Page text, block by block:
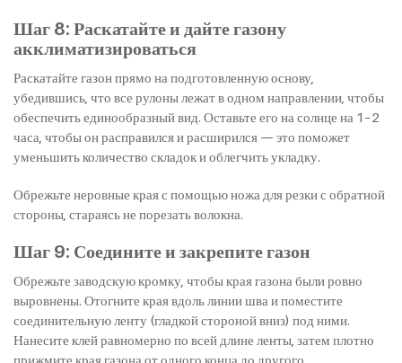
Шаг 8: Раскатайте и дайте газону
акклиматизироваться
Раскатайте газон прямо на подготовленную основу,
убедившись, что все рулоны лежат в одном направлении, чтобы
обеспечить единообразный вид. Оставьте его на солнце на 1–2
часа, чтобы он расправился и расширился — это поможет
уменьшить количество складок и облегчить укладку.
Обрежьте неровные края с помощью ножа для резки с обратной
стороны, стараясь не порезать волокна.
Шаг 9: Соедините и закрепите газон
Обрежьте заводскую кромку, чтобы края газона были ровно
выровнены. Отогните края вдоль линии шва и поместите
соединительную ленту (гладкой стороной вниз) под ними.
Нанесите клей равномерно по всей длине ленты, затем плотно
прижмите края газона от одного конца до другого.